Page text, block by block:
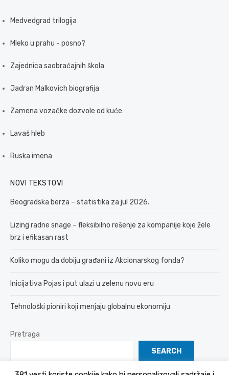
Medvedgrad trilogija
Mleko u prahu - posno?
Zajednica saobraćajnih škola
Jadran Malkovich biografija
Zamena vozačke dozvole od kuće
Lavaš hleb
Ruska imena
NOVI TEKSTOVI
Beogradska berza – statistika za jul 2026.
Lizing radne snage – fleksibilno rešenje za kompanije koje žele
brz i efikasan rast
Koliko mogu da dobiju građani iz Akcionarskog fonda?
Inicijativa Pojas i put ulazi u zelenu novu eru
Tehnološki pioniri koji menjaju globalnu ekonomiju
Pretraga
SEARCH